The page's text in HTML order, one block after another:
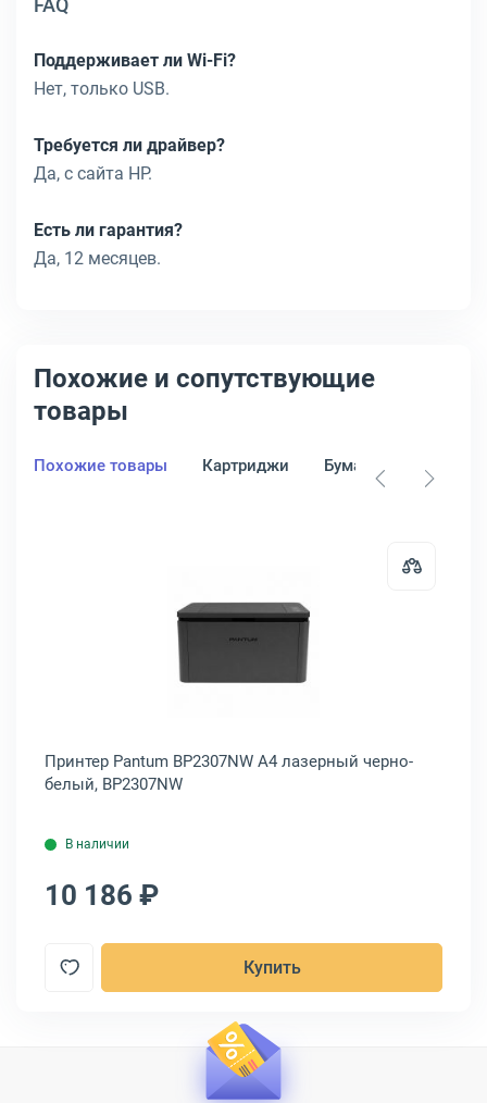
FAQ
Поддерживает ли Wi-Fi?
Нет, только USB.
Требуется ли драйвер?
Да, с сайта HP.
Есть ли гарантия?
Да, 12 месяцев.
Похожие и сопутствующие
товары
Похожие товары Картриджи Бумага
Inc. Color LaserJet Professional CP5225dn A3 лазерный цветной,
Открыть товар: Принтер Pantum
Принтер Pantum BP2307NW A4 лазерный черно-
белый, BP2307NW
В наличии
10 186 ₽
Купить